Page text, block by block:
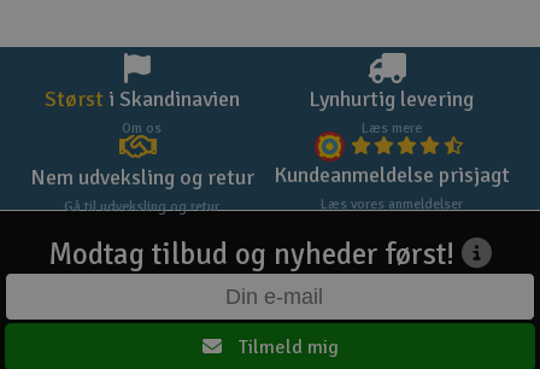
Størst i Skandinavien
Om os
Lynhurtig levering
Læs mere
Nem udveksling og retur
Gå til udveksling og retur
Kundeanmeldelse prisjagt
Læs vores anmeldelser
Modtag tilbud og nyheder først!
Tilmeld mig